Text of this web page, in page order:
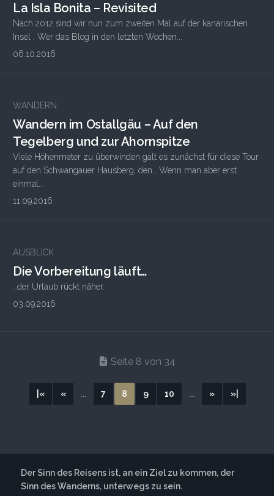
La Isla Bonita – Revisited
Nach 2012 sind wir nun zum zweiten Mal auf der kanarischen
Insel . Wer das Blog in den letzten Wochen...
06.10.2016
WANDERN
Wandern im Ostallgäu – Auf den
Tegelberg und zur Ahornspitze
Viele Höhenmeter zu überwinden galt es zunächst für diese Tour
auf den Schwangauer Hausberg, den . Wenn man aber erst
einmal...
11.09.2016
AUSBLICK
Die Vorbereitung läuft…
…der Urlaub rückt näher.
03.09.2016
Seite 8 von 34
|« « ... 7 8 9 10 ... » »|
Der Sinn des Reisens ist, an ein Ziel zu kommen, der
Sinn des Wanderns, unterwegs zu sein.